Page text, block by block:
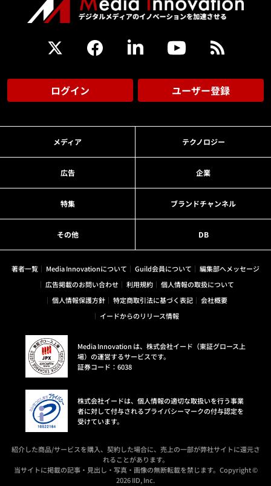
ログイン ユーザー登録
メディア テクノロジー
広告 企業
特集 ブランドチャンネル
その他 DB
著者一覧 Media Innovationについて Guild会員について
編集部へメッセージ
広告掲載のお問い合わせ
利用規約
個人情報の取扱について
個人情報保護方針
特定商取引法に基づく表記
会社概要
イードからのリリース情報
Media Innovation は、株式会社イード（東証グロース上
場）の運営するサービスです。
証券コード：6038
株式会社イードは、個人情報の適切な取扱いを行う事業
者に対して付与されるプライバシーマークの付与認定を
受けています。
紹介した商品/サービスを購入、契約した場合に、売上の一部が弊社サイトに還元さ
れることがあります。
当サイトに掲載の記事・見出し・写真・画像の無断転載を禁じます。Copyright ©
2026 IID, Inc.